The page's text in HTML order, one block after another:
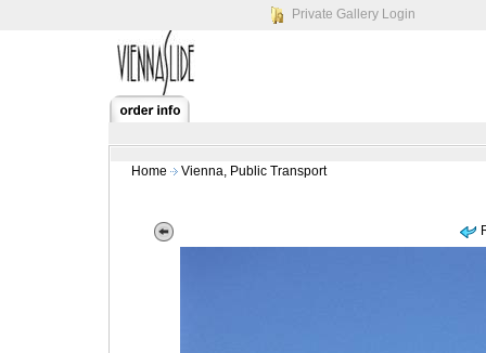
Private Gallery Login
Home Vienna, Public Transport